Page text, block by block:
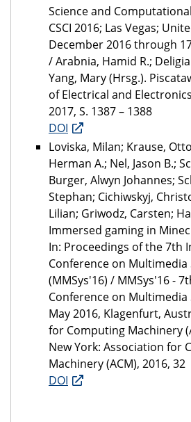
Science and
CSCI 2016; Las Vegas;
December 2016 through
/ Arabnia, Hamid R.;
Yang, Mary (Hrsg.).
of Electrical and
2017, S. 1387 – 1388
DOI
Loviska, Milan; Krause,
Herman A.; Nel, Jason B.;
Burger, Alwyn Johannes;
Stephan; Cichiwskyj,
Lilian; Griwodz, Carsten;
Immersed gaming in
In: Proceedings of the 7th
Conference on Multimedia
(MMSys'16) / MMSys'16 -
Conference on Multimedia
May 2016, Klagenfurt,
for Computing Machinery
New York: Association for
Machinery (ACM), 2016, 32
DOI